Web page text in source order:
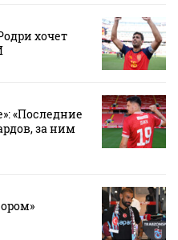
хочет
«Последние
за ним